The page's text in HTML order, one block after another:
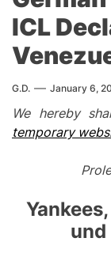
ICL
G.D. January 6,
We hereby
temporary
und